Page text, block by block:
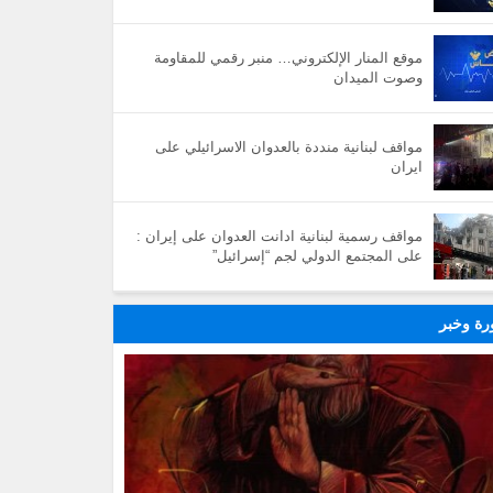
موقع المنار الإلكتروني… منبر رقمي للمقاومة
وصوت الميدان
مواقف لبنانية منددة بالعدوان الاسرائيلي على
ايران
مواقف رسمية لبنانية ادانت العدوان على إيران :
على المجتمع الدولي لجم “إسرائيل”
وخبر